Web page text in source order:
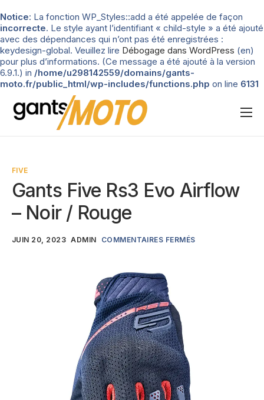
Notice: La fonction WP_Styles::add a été appelée de façon
incorrecte. Le style ayant l’identifiant « child-style » a été ajouté
avec des dépendances qui n’ont pas été enregistrées :
keydesign-global. Veuillez lire Débogage dans WordPress (en)
pour plus d’informations. (Ce message a été ajouté à la version
6.9.1.) in /home/u298142559/domains/gants-
moto.fr/public_html/wp-includes/functions.php on line 6131
Nos tests
Types de gants
Guide d’achat
FIVE
Gants Five Rs3 Evo Airflow
– Noir / Rouge
JUIN 20, 2023 ADMIN COMMENTAIRES FERMÉS